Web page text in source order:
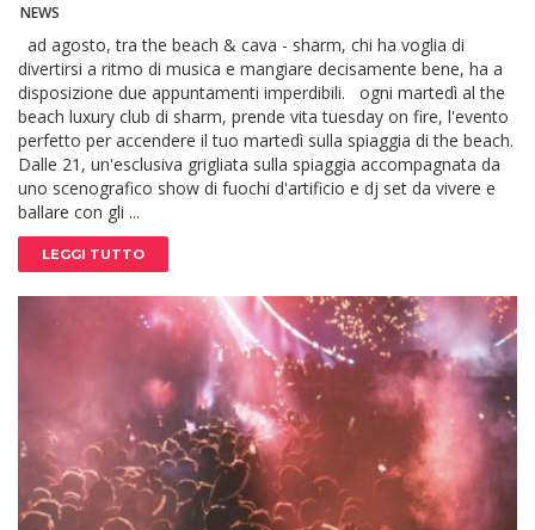
NEWS
ad agosto, tra the beach & cava - sharm, chi ha voglia di
divertirsi a ritmo di musica e mangiare decisamente bene, ha a
disposizione due appuntamenti imperdibili. ogni martedì al the
beach luxury club di sharm, prende vita tuesday on fire, l'evento
perfetto per accendere il tuo martedì sulla spiaggia di the beach.
Dalle 21, un'esclusiva grigliata sulla spiaggia accompagnata da
uno scenografico show di fuochi d'artificio e dj set da vivere e
ballare con gli ...
LEGGI TUTTO